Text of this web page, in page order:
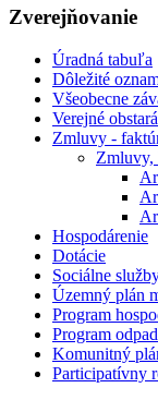
Zverejňovanie
Úradná tabuľa
Dôležité
Všeobecne
Verejné
Zmluvy -
Zmluvy,
Hospodárenie
Dotácie
Sociálne
Územný plán
Program
Program
Komunitný
Participatívny